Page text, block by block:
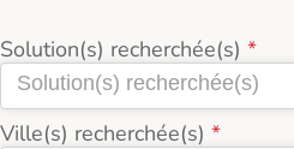
Solution(s) recherchée(s)
Ville(s) recherchée(s)